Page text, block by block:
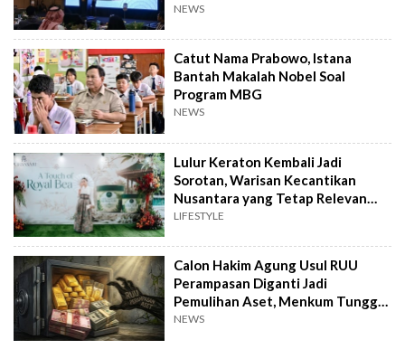
NEWS
Catut Nama Prabowo, Istana
Bantah Makalah Nobel Soal
Program MBG
NEWS
Lulur Keraton Kembali Jadi
Sorotan, Warisan Kecantikan
Nusantara yang Tetap Relevan
hingga Kini
LIFESTYLE
Calon Hakim Agung Usul RUU
Perampasan Diganti Jadi
Pemulihan Aset, Menkum Tunggu
Langkah DPR
NEWS